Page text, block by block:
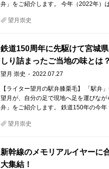
弁」をご紹介します。 今年（2022年）
望月崇史
鉄道150周年に先駆けて宮城
しり詰まったご当地の味とは？
望月 崇史 2022.07.27
【ライター望月の駅弁膝栗毛】 「駅弁
望月が、自分の足で現地へ足を運びな
弁」をご紹介します。 鉄道150年の今
望月崇史
新幹線のメモリアルイヤーに
大集結！